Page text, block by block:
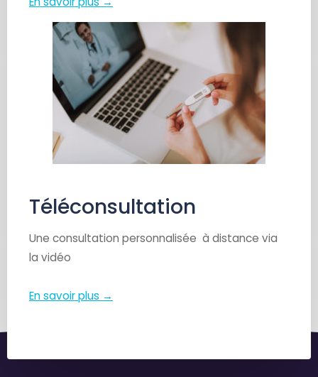
Téléconsultation
Une consultation personnalisée à distance via
la vidéo
En savoir plus →